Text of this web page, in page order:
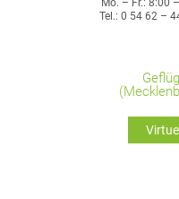
Tel.: 0 54 62 –